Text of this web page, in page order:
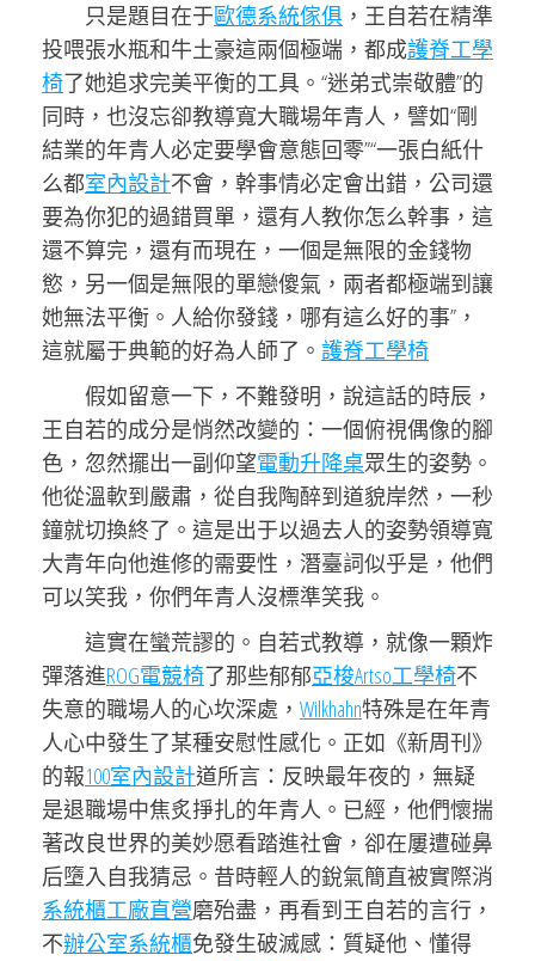
只是題目在于歐德系統傢俱 ，王自若在精準
投喂張水瓶和牛土豪這兩個極端，都成護脊工學
椅了她追求完美平衡的工具。“迷弟式崇敬體”的
同時，也沒忘卻教導寬大職場年青人，譬如“剛
結業的年青人必定要學會意態回零”“一張白紙什
么都室內設計不會，幹事情必定會出錯，公司還
要為你犯的過錯買單，還有人教你怎么幹事，這
還不算完，還有而現在，一個是無限的金錢物
慾，另一個是無限的單戀傻氣，兩者都極端到讓
她無法平衡。人給你發錢，哪有這么好的事”，
這就屬于典範的好為人師了。 護脊工學椅
假如留意一下，不難發明，說這話的時辰，
王自若的成分是悄然改變的：一個俯視偶像的腳
色，忽然擺出一副仰望電動升降桌眾生的姿勢。
他從溫軟到嚴肅，從自我陶醉到道貌岸然，一秒
鐘就切換終了。這是出于以過去人的姿勢領導寬
大青年向他進修的需要性，潛臺詞似乎是，他們
可以笑我，你們年青人沒標準笑我。
這實在蠻荒謬的。自若式教導，就像一顆炸
彈落進ROG電競椅了那些郁郁亞梭Artso工學椅不
失意的職場人的心坎深處， Wilkhahn特殊是在年青
人心中發生了某種安慰性感化。正如《新周刊》
的報100室內設計道所言：反映最年夜的，無疑
是退職場中焦炙掙扎的年青人。已經，他們懷揣
著改良世界的美妙愿看踏進社會，卻在屢遭碰鼻
后墮入自我猜忌。昔時輕人的銳氣簡直被實際消
系統櫃工廠直營磨殆盡，再看到王自若的言行，
不辦公室系統櫃免發生破滅感：質疑他、懂得